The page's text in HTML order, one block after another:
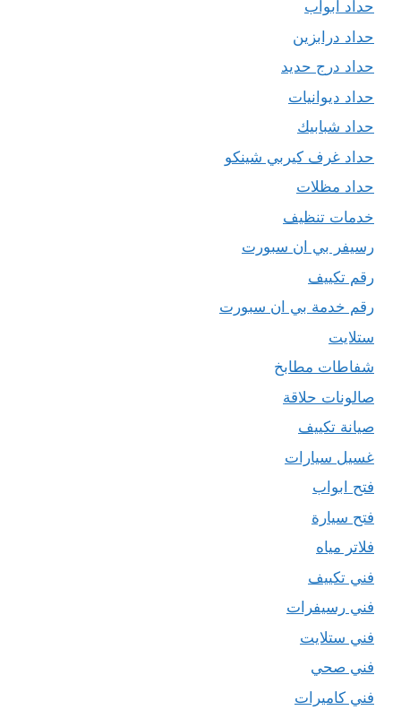
حداد ابواب
حداد درابزين
حداد درج حديد
حداد ديوانيات
حداد شبابيك
حداد غرف كيربي شينكو
حداد مظلات
خدمات تنظيف
رسيفر بي ان سبورت
رقم تكييف
رقم خدمة بي ان سبورت
ستلايت
شفاطات مطابخ
صالونات حلاقة
صيانة تكييف
غسيل سيارات
فتح ابواب
فتح سيارة
فلاتر مياه
فني تكييف
فني رسيفرات
فني ستلايت
فني صحي
فني كاميرات